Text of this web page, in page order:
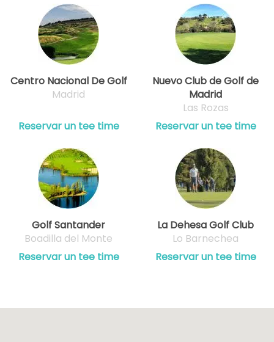
Centro Nacional De Golf
Madrid
Reservar un tee time
Nuevo Club de Golf de
Madrid
Las Rozas
Reservar un tee time
Golf Santander
Boadilla del Monte
Reservar un tee time
La Dehesa Golf Club
Lo Barnechea
Reservar un tee time